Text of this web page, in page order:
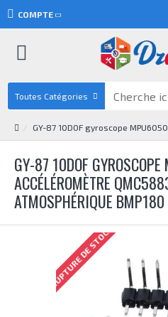
COMPTE
Toutes Catégories
GY-87 10DOF gyroscope
GY-87 10DOF
ACCÉLÉROMÈTRE
ATMOSPHÉRIQUE BMP180
RUPTURE DE STOCK